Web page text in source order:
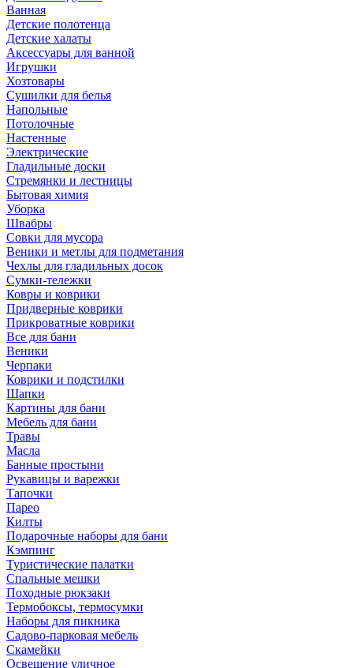
Ванная
Детские полотенца
Детские халаты
Аксессуары для ванной
Игрушки
Хозтовары
Сушилки для белья
Напольные
Потолочные
Настенные
Электрические
Гладильные доски
Стремянки и лестницы
Бытовая химия
Уборка
Швабры
Совки для мусора
Веники и метлы для подметания
Чехлы для гладильных досок
Сумки-тележки
Ковры и коврики
Придверные коврики
Прикроватные коврики
Все для бани
Веники
Черпаки
Коврики и подстилки
Шапки
Картины для бани
Мебель для бани
Травы
Масла
Банные простыни
Рукавицы и варежки
Тапочки
Парео
Килты
Подарочные наборы для бани
Кэмпинг
Туристические палатки
Спальные мешки
Походные рюкзаки
Термобоксы, термосумки
Наборы для пикника
Садово-парковая мебель
Скамейки
Освещение уличное